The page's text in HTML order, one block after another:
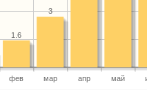
фев мар апр май
3
1.6